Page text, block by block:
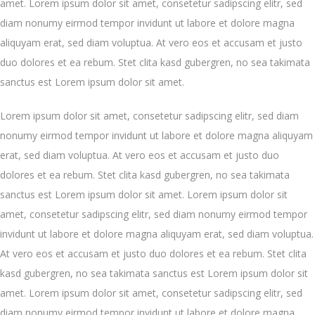
amet. Lorem ipsum dolor sit amet, consetetur sadipscing elitr, sed
diam nonumy eirmod tempor invidunt ut labore et dolore magna
aliquyam erat, sed diam voluptua. At vero eos et accusam et justo
duo dolores et ea rebum. Stet clita kasd gubergren, no sea takimata
sanctus est Lorem ipsum dolor sit amet.
Lorem ipsum dolor sit amet, consetetur sadipscing elitr, sed diam
nonumy eirmod tempor invidunt ut labore et dolore magna aliquyam
erat, sed diam voluptua. At vero eos et accusam et justo duo
dolores et ea rebum. Stet clita kasd gubergren, no sea takimata
sanctus est Lorem ipsum dolor sit amet. Lorem ipsum dolor sit
amet, consetetur sadipscing elitr, sed diam nonumy eirmod tempor
invidunt ut labore et dolore magna aliquyam erat, sed diam voluptua.
At vero eos et accusam et justo duo dolores et ea rebum. Stet clita
kasd gubergren, no sea takimata sanctus est Lorem ipsum dolor sit
amet. Lorem ipsum dolor sit amet, consetetur sadipscing elitr, sed